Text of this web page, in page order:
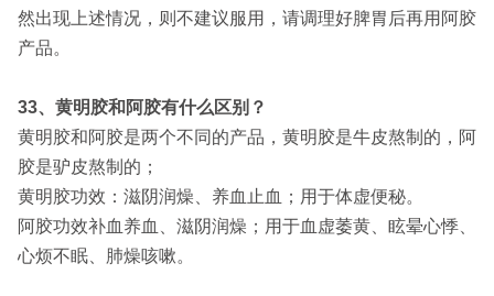
然出现上述情况，则不建议服用，请调理好脾胃后再用阿胶
产品。
33、黄明胶和阿胶有什么区别？
黄明胶和阿胶是两个不同的产品，黄明胶是牛皮熬制的，阿
胶是驴皮熬制的；
黄明胶功效：滋阴润燥、养血止血；用于体虚便秘。
阿胶功效补血养血、滋阴润燥；用于血虚萎黄、眩晕心悸、
心烦不眠、肺燥咳嗽。